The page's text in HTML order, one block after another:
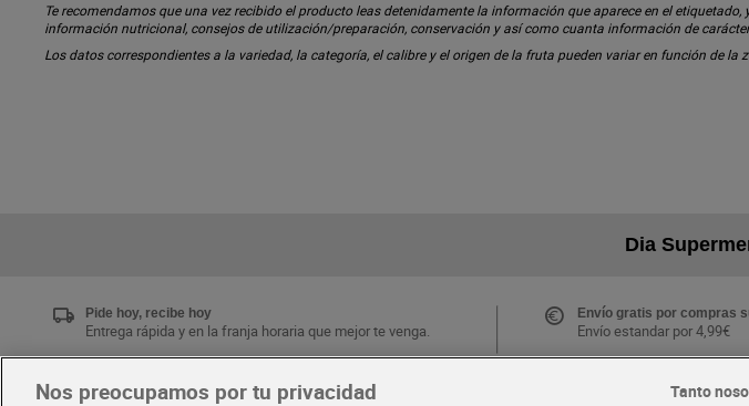
Te recomendamos que una vez recibido el producto leas detenidamente la información que aparece en el
información nutricional, consejos de utilización/preparación, conservación y así como cuanta información de
Los datos correspondientes a la variedad, la categoría, el calibre y el origen de la fruta pueden variar en función de la
Dia
Pide hoy, recibe hoy
Entrega rápida y en la franja horaria que mejor te venga.
Envío gratis por compras
Envío estandar por 4,99€
Nos preocupamos por tu privacidad Tanto